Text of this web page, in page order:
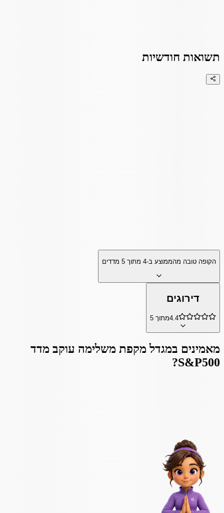
תשואות חודשיות
הקופה טובה מהממוצע ב-4 מתוך 5 מדדים
דירוגים
4.4מתוך 5
מאמינים במגדל מקפת משלימה עוקב מדד
S&P500
?